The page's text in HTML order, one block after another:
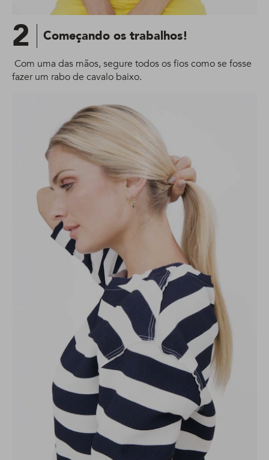
2 Começando os trabalhos!
Com uma das mãos, segure todos os fios como se fosse
fazer um rabo de cavalo baixo.